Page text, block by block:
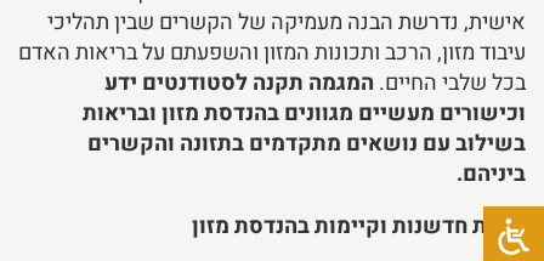
אישית, נדרשת הבנה מעמיקה של הקשרים שבין תהליכי
עיבוד מזון, הרכב ותכונות המזון והשפעתם על בריאות האדם
בכל שלבי החיים. המגמה תקנה לסטודנטים ידע
וכישורים מעשיים מגוונים בהנדסת מזון ובריאות
בשילוב עם נושאים מתקדמים בתזונה והקשרים
ביניהם.​
מגמת חדשנות וקיימות בהנדסת מזון